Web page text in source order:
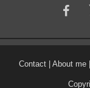
Contact | About me |